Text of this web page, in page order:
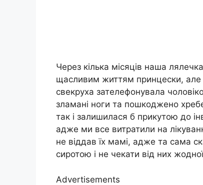
Через кілька місяців наша
щасливим життям принцески, але
свекруха зателефонувала
зламані ноги та пошкоджено
так і залишилася б прикутою до
адже ми все витратили на
не віддав їх мамі, адже та сама
сиротою і не чекати від них
Advertisements